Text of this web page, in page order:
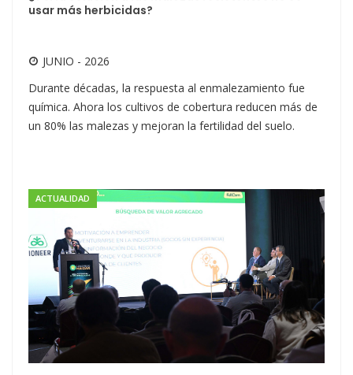
usar más herbicidas?
JUNIO - 2026
Durante décadas, la respuesta al enmalezamiento fue
química. Ahora los cultivos de cobertura reducen más de
un 80% las malezas y mejoran la fertilidad del suelo.
ACTUALIDAD